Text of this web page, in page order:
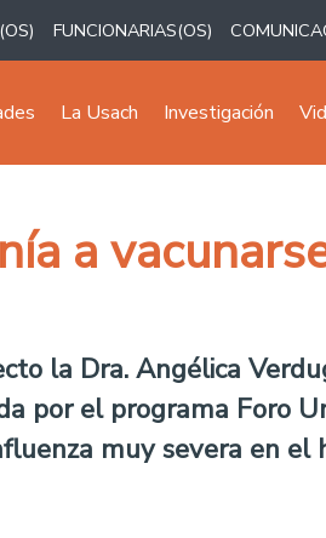
FUNCIONARIAS(OS)
La Usach Investigación
a
la Dra. Angélica
por el programa Foro
muy severa en el